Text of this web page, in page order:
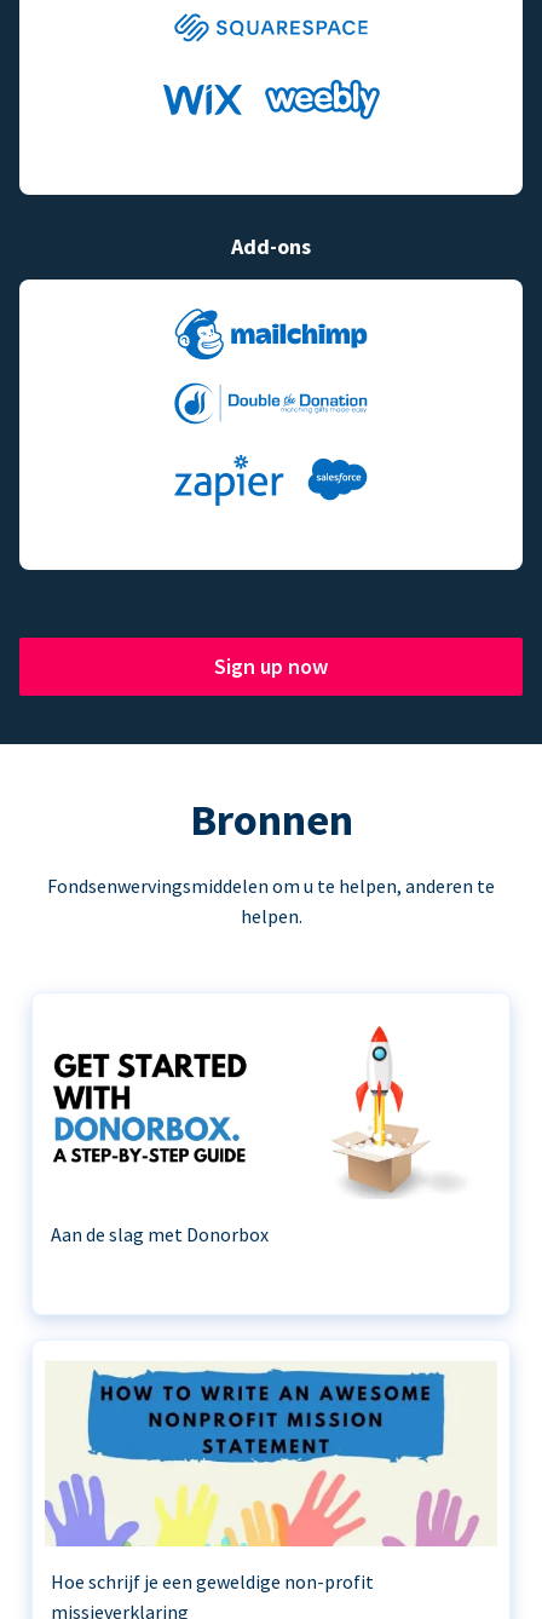
Add-ons
Sign up now
Bronnen
Fondsenwervingsmiddelen om u te helpen, anderen te
helpen.
Aan de slag met Donorbox
Hoe schrijf je een geweldige non-profit
missieverklaring